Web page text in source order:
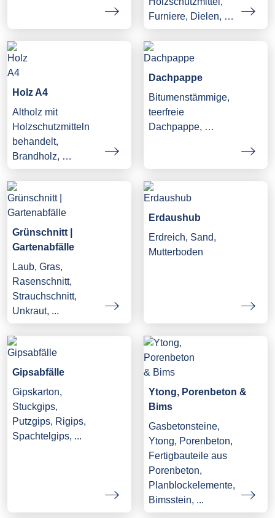
Furniere, Dielen, …
Holz A4
Altholz mit
Holzschutzmitteln
behandelt,
Brandholz, …
Dachpappe
Bitumenstämmige,
teerfreie
Dachpappe, …
Grünschnitt |
Gartenabfälle
Laub, Gras,
Rasenschnitt,
Strauchschnitt,
Unkraut, ...
Erdaushub
Erdreich, Sand,
Mutterboden
Gipsabfälle
Gipskarton,
Stuckgips,
Putzgips, Rigips,
Spachtelgips, ...
Ytong, Porenbeton &
Bims
Gasbetonsteine,
Ytong, Porenbeton,
Fertigbauteile aus
Porenbeton,
Planblockelemente,
Bimsstein, ...